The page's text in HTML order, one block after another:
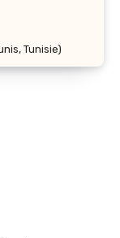
Tunisie)